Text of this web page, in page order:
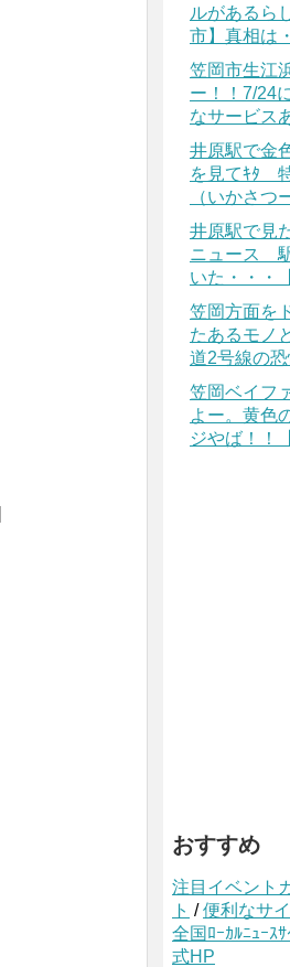
ルがあるら
市】真相は
笠岡市生江
ー！！7/24
なサービス
井原駅で金
を見てｷﾀ
（いかさつ
井原駅で見
ニュース
いた・・・
笠岡方面を
たあるモノ
道2号線の恐
笠岡ベイフ
よー。黄色
ジやば！！
おすすめ
注目イベント
ト /便利なサ
全国ﾛｰｶﾙﾆｭｰｽ
式HP